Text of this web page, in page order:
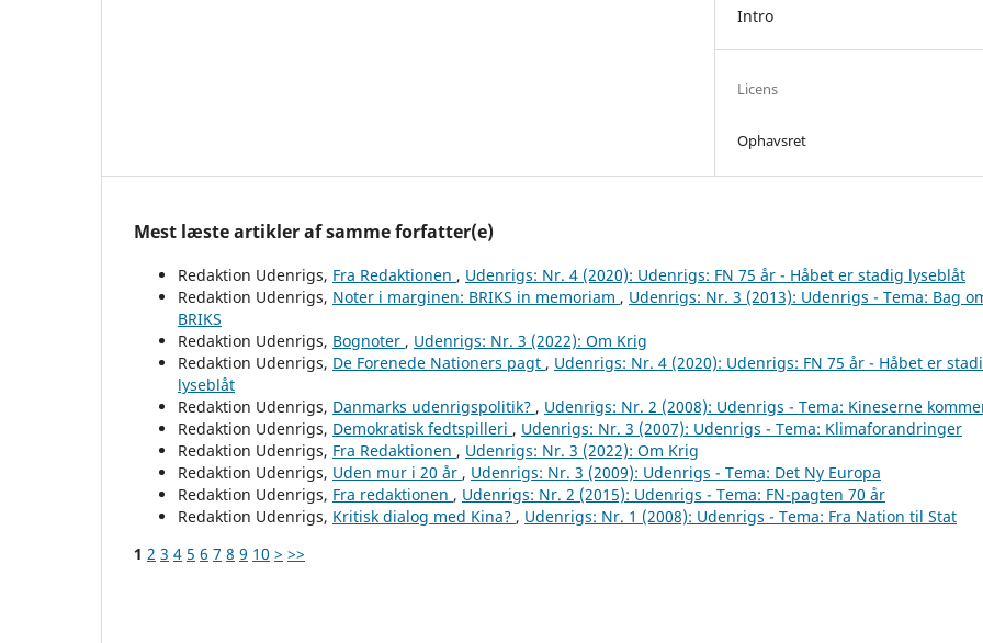
Intro
Licens
Ophavsret
Mest læste artikler af samme forfatter(e)
Redaktion Udenrigs, Fra Redaktionen , Udenrigs: Nr. 4 (2020): Udenrigs: FN 75 år - Håbet er stadig lyseblåt
Redaktion Udenrigs, Noter i marginen: BRIKS in memoriam , Udenrigs: Nr. 3 (2013): Udenrigs - Tema: Bag
BRIKS
Redaktion Udenrigs, Bognoter , Udenrigs: Nr. 3 (2022): Om Krig
Redaktion Udenrigs, De Forenede Nationers pagt , Udenrigs: Nr. 4 (2020): Udenrigs: FN 75 år - Håbet er
lyseblåt
Redaktion Udenrigs, Danmarks udenrigspolitik? , Udenrigs: Nr. 2 (2008): Udenrigs - Tema: Kineserne
Redaktion Udenrigs, Demokratisk fedtspilleri , Udenrigs: Nr. 3 (2007): Udenrigs - Tema: Klimaforandringer
Redaktion Udenrigs, Fra Redaktionen , Udenrigs: Nr. 3 (2022): Om Krig
Redaktion Udenrigs, Uden mur i 20 år , Udenrigs: Nr. 3 (2009): Udenrigs - Tema: Det Ny Europa
Redaktion Udenrigs, Fra redaktionen , Udenrigs: Nr. 2 (2015): Udenrigs - Tema: FN-pagten 70 år
Redaktion Udenrigs, Kritisk dialog med Kina? , Udenrigs: Nr. 1 (2008): Udenrigs - Tema: Fra Nation til Stat
1 2 3 4 5 6 7 8 9 10 > >>